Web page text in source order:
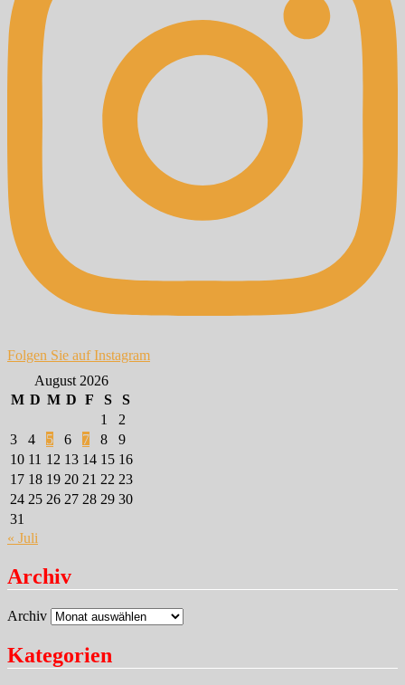
Folgen Sie auf Instagram
August 2026
M D M D F S
S
1
2
3
4 5 6 7 8
9
10 11 12 13 14 15 16
17 18 19 20 21 22 23
24 25 26 27 28 29 30
31
« Juli
Archiv
Archiv
Kategorien